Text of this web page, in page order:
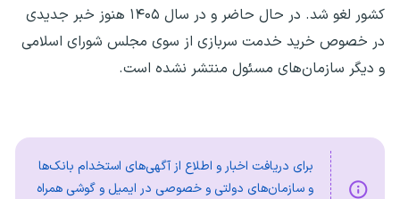
کشور لغو شد. در حال حاضر و در سال ۱۴۰۵ هنوز خبر جدیدی
در خصوص خرید خدمت سربازی از سوی مجلس شورای اسلامی
و دیگر سازمان‌های مسئول منتشر نشده است.
برای دریافت اخبار و اطلاع از آگهی‌های استخدام بانک‌ها
و سازمان‌های دولتی و خصوصی در ایمیل و گوشی همراه